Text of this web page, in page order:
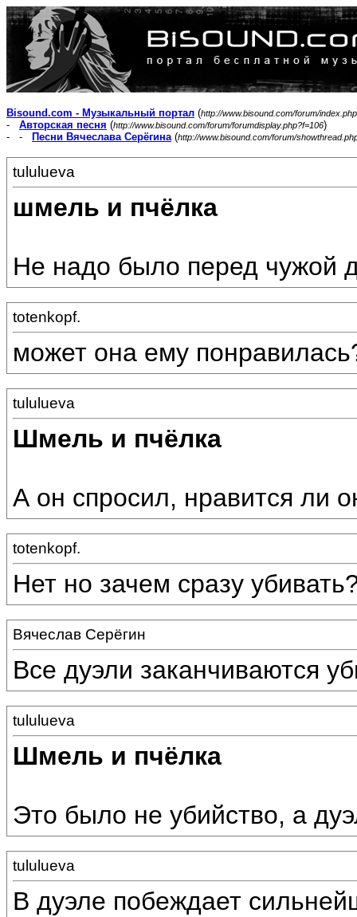
Bisound.com - Музыкальный портал (http://www.bisound.com/forum/index.php
- Авторская песня (http://www.bisound.com/forum/forumdisplay.php?f=106)
- -
Песни Вячеслава Серёгина(http://www.bisound.com/forum/
tululueva
шмель и пчёлка
Не надо было перед чужой
totenkopf.
может она ему
tululueva
Шмель и пчёлка
А он спросил, нравится ли
totenkopf.
Нет но зачем сразу
Вячеслав Серёгин
Все дуэли заканчиваются
tululueva
Шмель и пчёлка
Это было не убийство, а
tululueva
В дуэле побеждает